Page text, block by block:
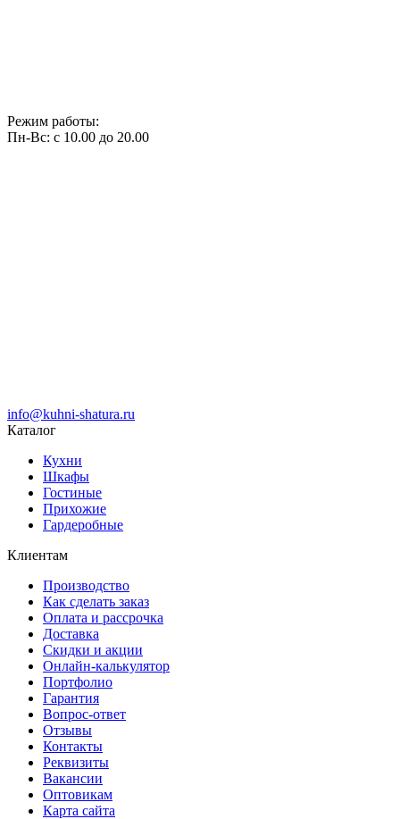
Режим работы:
Пн-Вс: с 10.00 до 20.00
info@kuhni-shatura.ru
Каталог
Кухни
Шкафы
Гостиные
Прихожие
Гардеробные
Клиентам
Производство
Как сделать заказ
Оплата и рассрочка
Доставка
Скидки и акции
Онлайн-калькулятор
Портфолио
Гарантия
Вопрос-ответ
Отзывы
Контакты
Реквизиты
Вакансии
Оптовикам
Карта сайта